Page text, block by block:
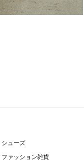
シューズ
ファッション雑貨